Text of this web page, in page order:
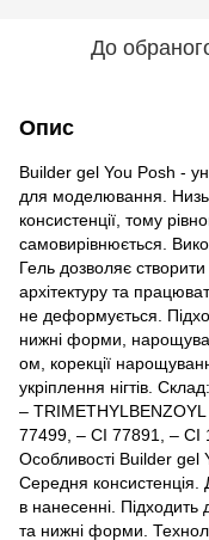
До
Опис
Builder gel You Posh -
для моделювання.
консистенції, тому
самовирівнюється.
Гель дозволяє
архітектуру та
не деформується.
нижні форми,
ом, корекції
укріплення нігтів.
–
77499, – CI 77891, –
Особливості Builder gel
Середня
в нанесенні.
та нижні форми.